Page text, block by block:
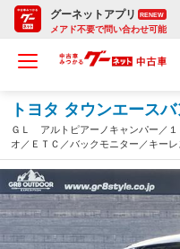
グーネットアプリ RENEW
メアド不要で問い合わせ可能
トヨタ タウンエース
ＧＬ アルトピアーノキャンパー／１
オ／ＥＴＣ／バックモニター／キー
／サブバッテリー／外部電源／社外
ク／両側スライドドア（愛知県）